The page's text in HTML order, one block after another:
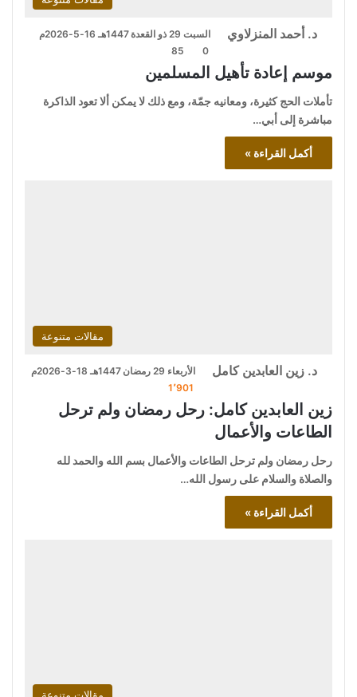
د. أحمد المنزلاوي
السبت 29 ذو القعدة 1447هـ 16-5-2026م
0
85
موسم إعادة تأهيل المسلمين
تأملات الحج كثيرة، ومعانيه جمّة، ومع ذلك لا يمكن ألا تعود الذاكرة
مباشرة إلى أبي…
أكمل القراءة »
مقالات متنوعة
د. زين العابدين كامل
الأربعاء 29 رمضان 1447هـ 18-3-2026م
1٬901
زين العابدين كامل: رحل رمضان ولم ترحل
الطاعات والأعمال
رحل رمضان ولم ترحل الطاعات والأعمال بسم الله والحمد لله
والصلاة والسلام على رسول الله…
أكمل القراءة »